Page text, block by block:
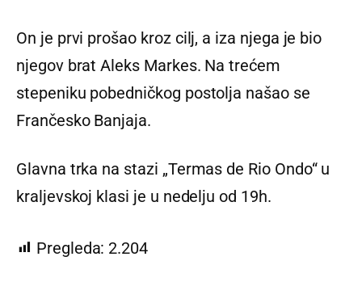
On je prvi prošao kroz cilj, a iza njega je bio
njegov brat Aleks Markes. Na trećem
stepeniku pobedničkog postolja našao se
Frančesko Banjaja.
Glavna trka na stazi „Termas de Rio Ondo“ u
kraljevskoj klasi je u nedelju od 19h.
Pregleda: 2.204